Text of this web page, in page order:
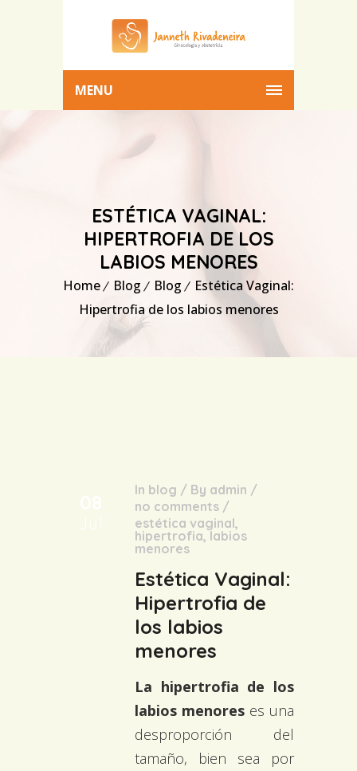
MENU
ESTÉTICA VAGINAL:
HIPERTROFIA DE LOS
LABIOS MENORES
Home Blog Blog
Estética Vaginal:
Hipertrofia de los labios menores
In blog / By admin /
no comments /
estética vaginal,
hipertrofia,labios
menores
Estética Vaginal:
Hipertrofia de
los labios
menores
La hipertrofia de los
labios menores es una
desproporción del
tamaño, bien sea por